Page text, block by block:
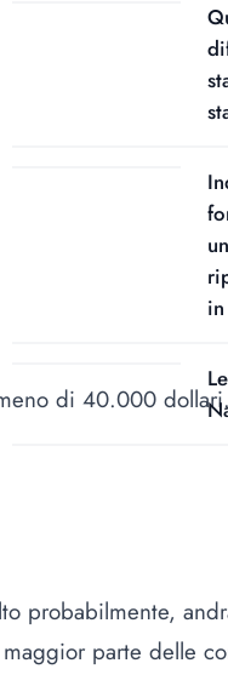
di 40.000
probabilmente,
parte delle